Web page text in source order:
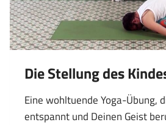
Die Stellung des
Eine wohltuende Yoga-Übung,
entspannt und Deinen Geist